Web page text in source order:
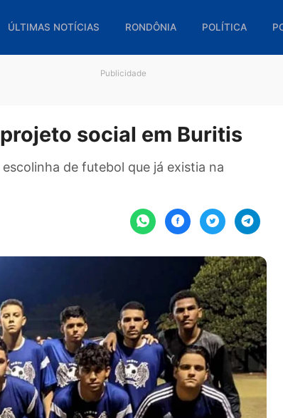
ÚLTIMAS NOTÍCIAS RONDÔNIA
projeto social em
escolinha de futebol que já existia na